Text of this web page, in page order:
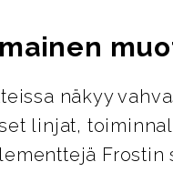
näkyy
linjat,